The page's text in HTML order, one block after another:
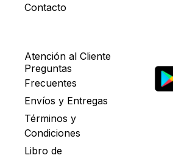
Contacto
Atención al Cliente
Preguntas
Frecuentes
Envíos y Entregas
Términos y
Condiciones
Libro de